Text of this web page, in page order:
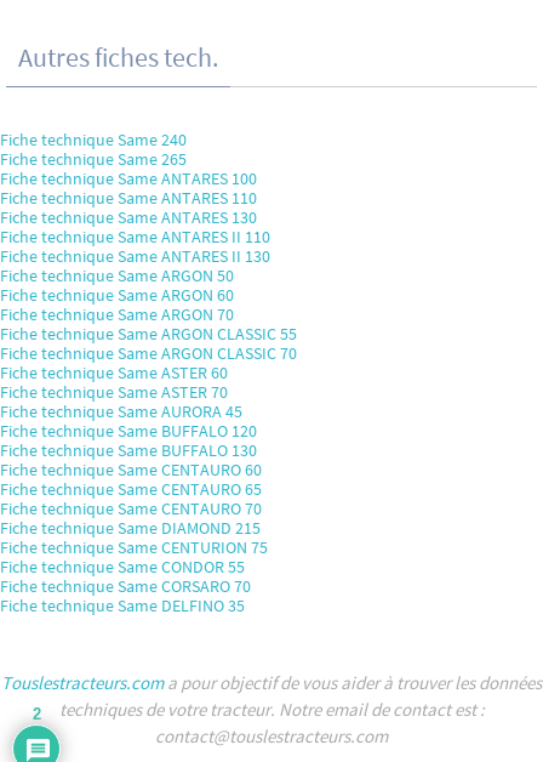
Autres fiches tech.
Fiche technique Same 240
Fiche technique Same 265
Fiche technique Same ANTARES 100
Fiche technique Same ANTARES 110
Fiche technique Same ANTARES 130
Fiche technique Same ANTARES II 110
Fiche technique Same ANTARES II 130
Fiche technique Same ARGON 50
Fiche technique Same ARGON 60
Fiche technique Same ARGON 70
Fiche technique Same ARGON CLASSIC 55
Fiche technique Same ARGON CLASSIC 70
Fiche technique Same ASTER 60
Fiche technique Same ASTER 70
Fiche technique Same AURORA 45
Fiche technique Same BUFFALO 120
Fiche technique Same BUFFALO 130
Fiche technique Same CENTAURO 60
Fiche technique Same CENTAURO 65
Fiche technique Same CENTAURO 70
Fiche technique Same DIAMOND 215
Fiche technique Same CENTURION 75
Fiche technique Same CONDOR 55
Fiche technique Same CORSARO 70
Fiche technique Same DELFINO 35
Touslestracteurs.coma pour objectif de vous aider à trouver les données
techniques de votre tracteur. Notre email de contact est :
contact@touslestracteurs.com
2